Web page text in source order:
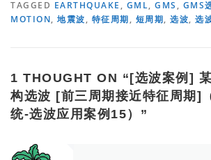
TAGGED EARTHQUAKE , GML, GMS , GMS
MOTION, 地震波, 特征周期, 短周期, 选波, 选
1 THOUGHT ON “[选波案例]
构选波 [前三周期接近特征周期]
统-选波应用案例15） ”